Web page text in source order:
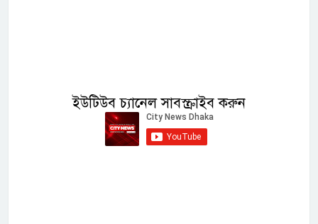
ইউটিউব চ্যানেল সাবস্ক্রাইব করুন